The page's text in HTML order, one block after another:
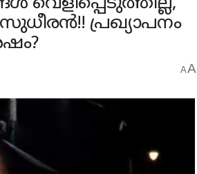
പ്രഖ്യാപനം
AA